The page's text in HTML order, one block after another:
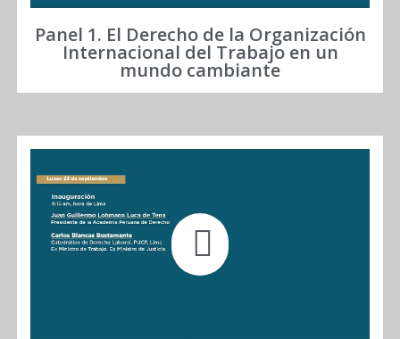
Panel 1. El Derecho de la Organización
Internacional del Trabajo en un
mundo cambiante